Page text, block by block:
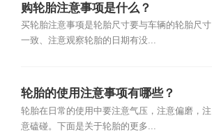
购轮胎注意事项是什么？
买轮胎注意事项是轮胎尺寸要与车辆的轮胎尺寸
一致、注意观察轮胎的日期有没...
轮胎的使用注意事项有哪些？
轮胎在日常的使用中要注意气压，注意偏磨，注
意磕碰。下面是关于轮胎的更多...